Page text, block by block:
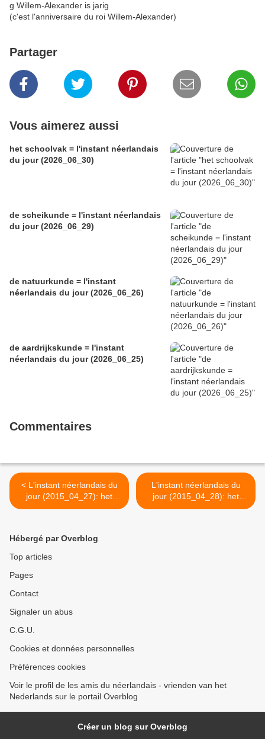
g Willem-Alexander is jarig
(c'est l'anniversaire du roi Willem-Alexander)
Partager
Vous aimerez aussi
het schoolvak = l'instant néerlandais
du jour (2026_06_30)
de scheikunde = l'instant néerlandais
du jour (2026_06_29)
de natuurkunde = l'instant
néerlandais du jour (2026_06_26)
de aardrijkskunde = l'instant
néerlandais du jour (2026_06_25)
Commentaires
< L'instant néerlandais du
jour (2015_04_27): het
boek
L'instant néerlandais du
jour (2015_04_28): het
stripverhaal >
Hébergé par Overblog
Top articles
Pages
Contact
Signaler un abus
C.G.U.
Cookies et données personnelles
Préférences cookies
Voir le profil de les amis du néerlandais - vrienden van het
Nederlands sur le portail Overblog
Créer un blog sur Overblog